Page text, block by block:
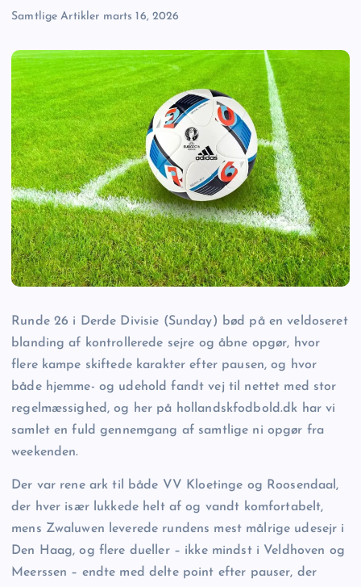
Samtlige Artikler marts 16, 2026
Runde 26 i Derde Divisie (Sunday) bød på en veldoseret
blanding af kontrollerede sejre og åbne opgør, hvor
flere kampe skiftede karakter efter pausen, og hvor
både hjemme- og udehold fandt vej til nettet med stor
regelmæssighed, og her på hollandskfodbold.dk har vi
samlet en fuld gennemgang af samtlige ni opgør fra
weekenden.
Der var rene ark til både VV Kloetinge og Roosendaal,
der hver især lukkede helt af og vandt komfortabelt,
mens Zwaluwen leverede rundens mest målrige udesejr i
Den Haag, og flere dueller – ikke mindst i Veldhoven og
Meerssen – endte med delte point efter pauser, der